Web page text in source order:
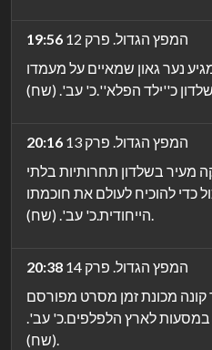
19:56
המפץ הגדול. פרק 12
נער גאון שמאיים על מעמדו
20:16
המפץ הגדול. פרק 13
מעיר בשלדון תחרותיות בלתי
כדי להוכיח לעולם את חוכמתו
הייחודית.כ' עב'. (שח).
20:38
המפץ הגדול. פרק 14
קונה מכונת זמן מסרט מפורסם
במסעות לארץ הלפלפים.כ' עב'.
(שח).